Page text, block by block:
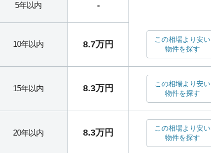
5年以内 -
10年以内 8.7万円
この相場より安い
物件を探す
15年以内 8.3万円
この相場より安い
物件を探す
20年以内 8.3万円
この相場より安い
物件を探す